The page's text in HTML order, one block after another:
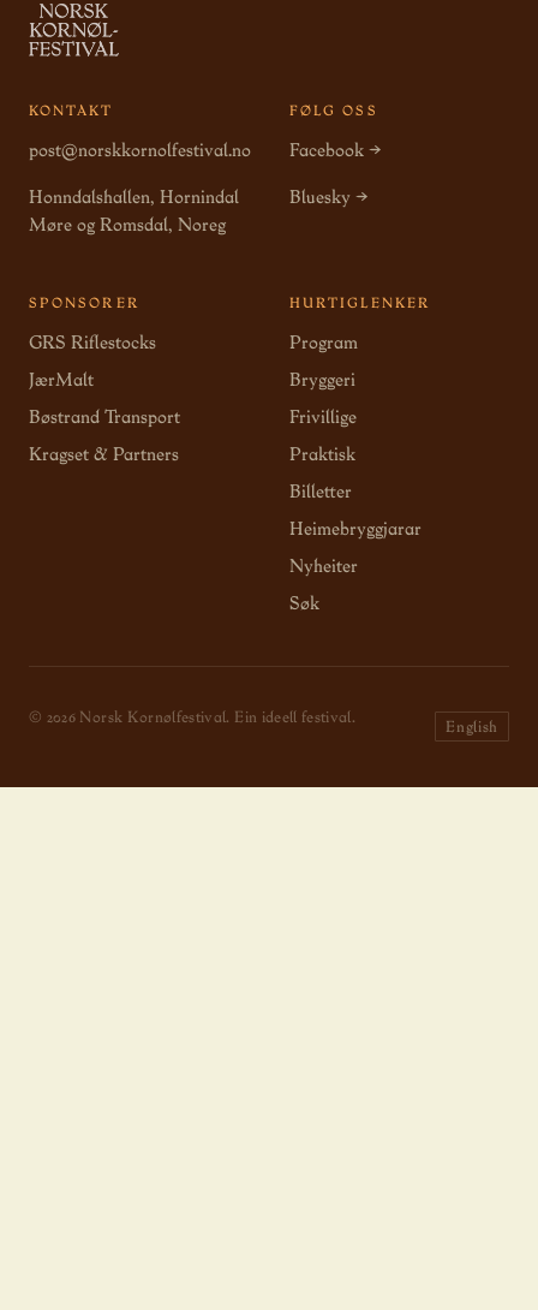
KONTAKT
post@norskkornolfestival.no
Honndalshallen, Hornindal
Møre og Romsdal, Noreg
FØLG OSS
Facebook →
Bluesky →
SPONSORER
GRS Riflestocks
JærMalt
Bøstrand Transport
Kragset & Partners
HURTIGLENKER
Program
Bryggeri
Frivillige
Praktisk
Billetter
Heimebryggjarar
Nyheiter
Søk
© 2026 Norsk Kornølfestival. Ein ideell festival.
English